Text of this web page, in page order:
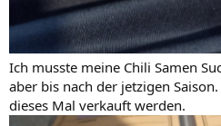
Ich musste meine Chili Samen
aber bis nach der jetzigen
dieses Mal verkauft werden.